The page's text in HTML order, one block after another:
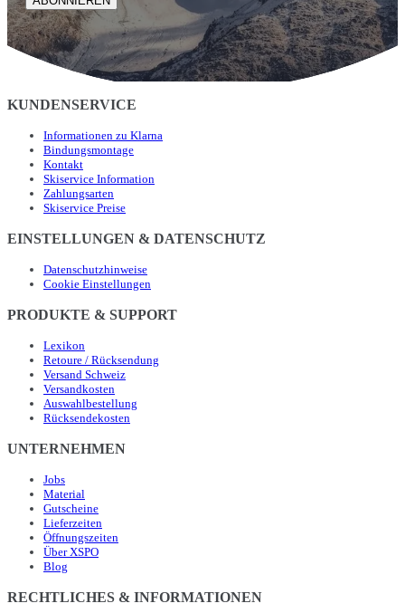
KUNDENSERVICE
Informationen zu Klarna
Bindungsmontage
Kontakt
Skiservice Information
Zahlungsarten
Skiservice Preise
EINSTELLUNGEN & DATENSCHUTZ
Datenschutzhinweise
Cookie Einstellungen
PRODUKTE & SUPPORT
Lexikon
Retoure / Rücksendung
Versand Schweiz
Versandkosten
Auswahlbestellung
Rücksendekosten
UNTERNEHMEN
Jobs
Material
Gutscheine
Lieferzeiten
Öffnungszeiten
Über XSPO
Blog
RECHTLICHES & INFORMATIONEN